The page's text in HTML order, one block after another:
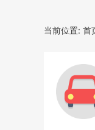
当前位置: 首